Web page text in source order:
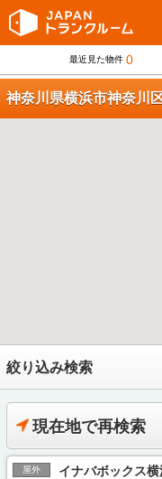
最近見た物件 0
神奈川県横浜市神奈川
絞り込み検索
現在地で再検索
屋外 イナバボックス